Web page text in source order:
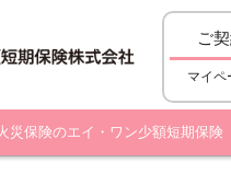
ご
マイペ
災保険のエイ・ワン少額短期保険